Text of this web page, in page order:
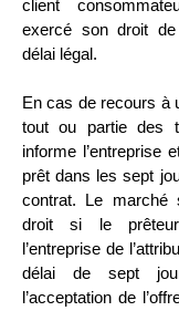
client
exercé son droit
délai légal.
En cas de recours à
tout ou partie des
informe l’entreprise
prêt dans les sept
contrat. Le marché
droit si le
l’entreprise de
délai de sept
l’acceptation de